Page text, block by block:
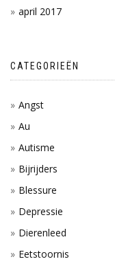
april 2017
CATEGORIEËN
Angst
Au
Autisme
Bijrijders
Blessure
Depressie
Dierenleed
Eetstoornis